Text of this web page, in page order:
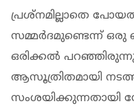
പ്രശ്‌നമില്ലാതെ
സമ്മര്‍ദമുണ്ടെന്ന്
ഒരിക്കല്‍
ആസൂത്രിതമായി